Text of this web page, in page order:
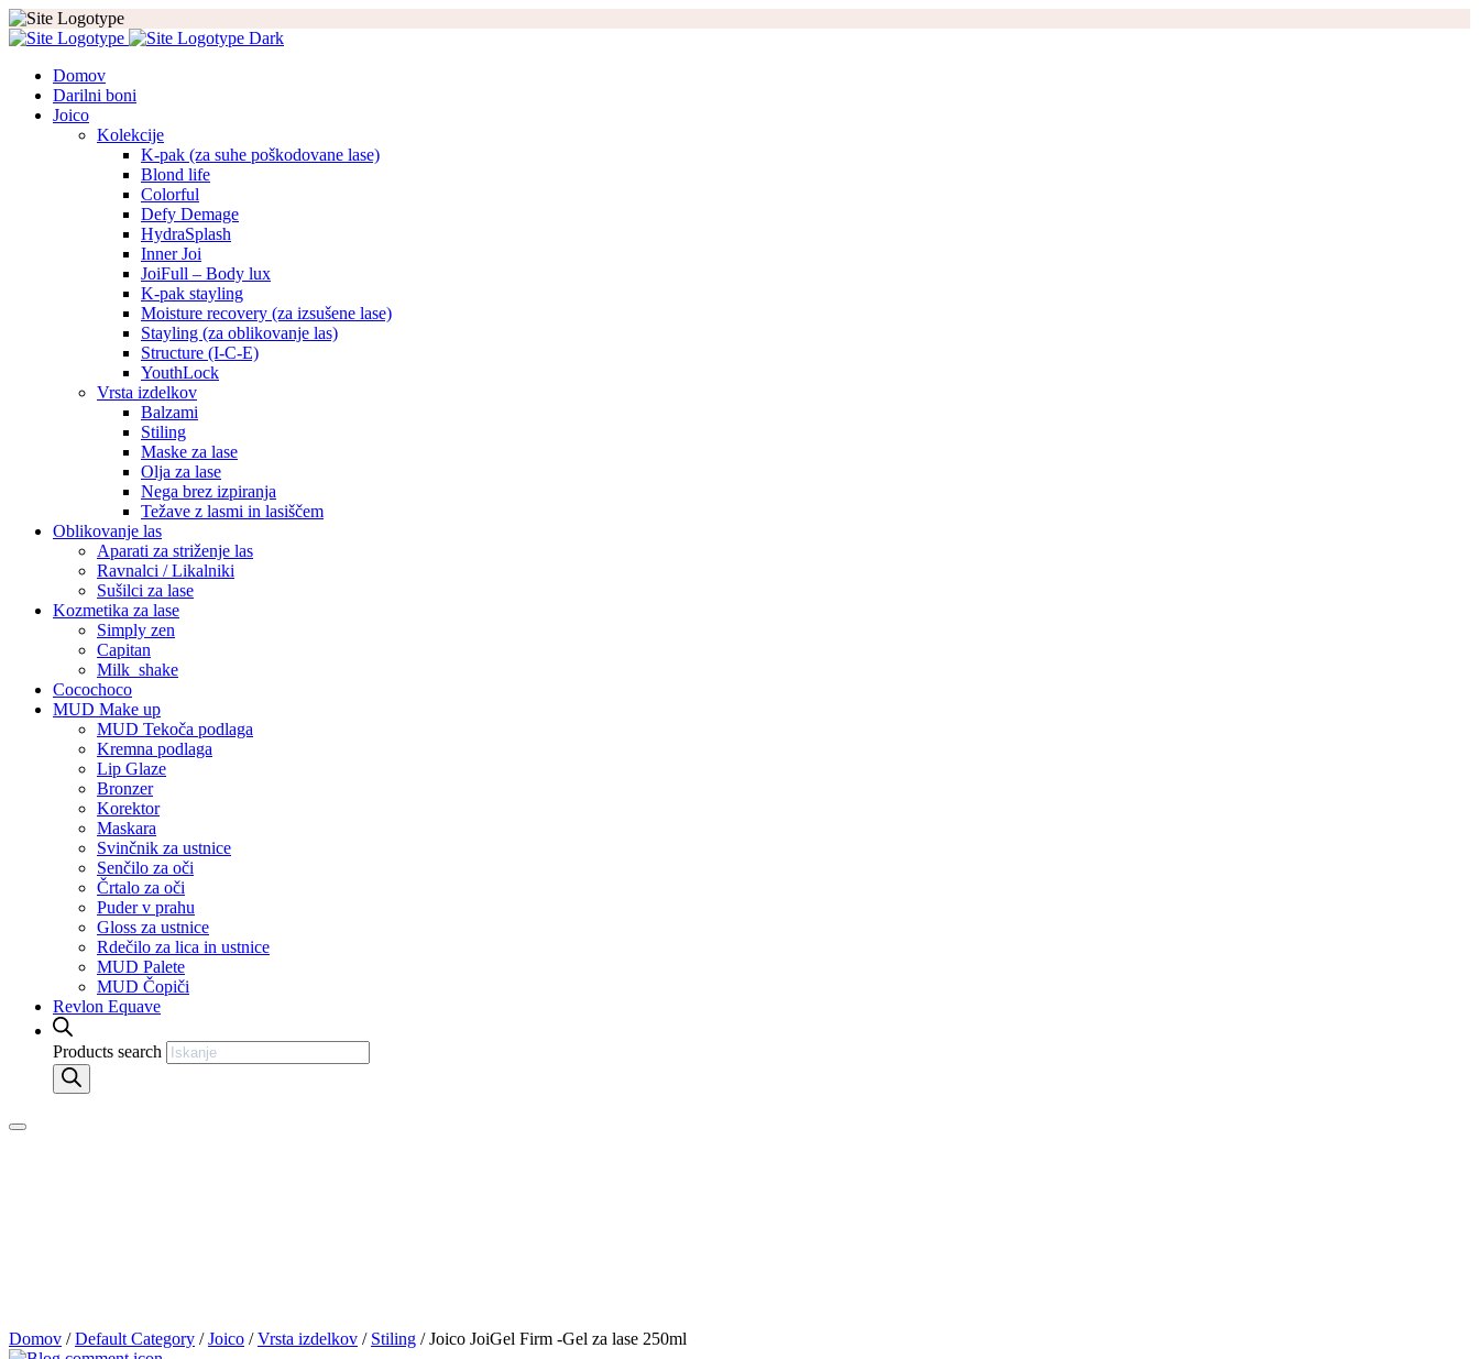
Domov
Darilni boni
Joico
Kolekcije
K-pak (za suhe poškodovane lase)
Blond life
Colorful
Defy Demage
HydraSplash
Inner Joi
JoiFull – Body lux
K-pak stayling
Moisture recovery (za izsušene lase)
Stayling (za oblikovanje las)
Structure (I-C-E)
YouthLock
Vrsta izdelkov
Balzami
Stiling
Maske za lase
Olja za lase
Nega brez izpiranja
Težave z lasmi in lasiščem
Oblikovanje las
Aparati za striženje las
Ravnalci / Likalniki
Sušilci za lase
Kozmetika za lase
Simply zen
Capitan
Milk_shake
Cocochoco
MUD Make up
MUD Tekoča podlaga
Kremna podlaga
Lip Glaze
Bronzer
Korektor
Maskara
Svinčnik za ustnice
Senčilo za oči
Črtalo za oči
Puder v prahu
Gloss za ustnice
Rdečilo za lica in ustnice
MUD Palete
MUD Čopiči
Revlon Equave
Products search
Domov /Default Category /Joico /Vrsta izdelkov / Stiling / Joico JoiGel Firm -Gel za lase 250ml